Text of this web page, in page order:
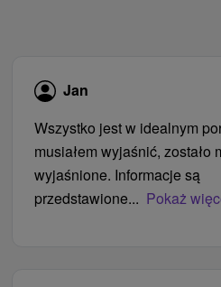
Jan
Wszystko jest w idealnym
musiałem wyjaśnić, zostało
wyjaśnione. Informacje są
przedstawione... Pokaż